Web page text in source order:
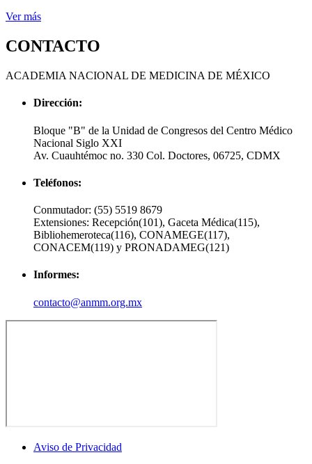
Ver más
CONTACTO
ACADEMIA NACIONAL DE MEDICINA DE MÉXICO
Dirección:
Bloque "B" de la Unidad de Congresos del Centro Médico
Nacional Siglo XXI
Av. Cuauhtémoc no. 330 Col. Doctores, 06725, CDMX
Teléfonos:
Conmutador: (55) 5519 8679
Extensiones: Recepción(101), Gaceta Médica(115),
Bibliohemeroteca(116), CONAMEGE(117),
CONACEM(119) y PRONADAMEG(121)
Informes:
contacto@anmm.org.mx
Aviso de Privacidad